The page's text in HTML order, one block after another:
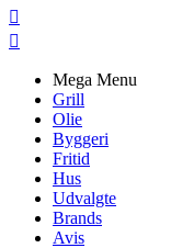


Mega Menu
Grill
Olie
Byggeri
Fritid
Hus
Udvalgte
Brands
Avis